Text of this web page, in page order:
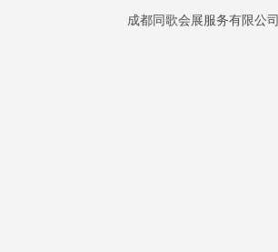
成都同歌会展服务有限公司